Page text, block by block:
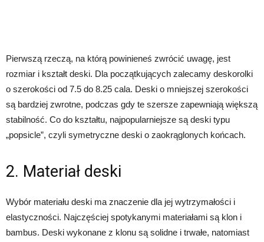
Pierwszą rzeczą, na którą powinieneś zwrócić uwagę, jest
rozmiar i kształt deski. Dla początkujących zalecamy deskorolki
o szerokości od 7.5 do 8.25 cala. Deski o mniejszej szerokości
są bardziej zwrotne, podczas gdy te szersze zapewniają większą
stabilność. Co do kształtu, najpopularniejsze są deski typu
„popsicle”, czyli symetryczne deski o zaokrąglonych końcach.
2. Materiał deski
Wybór materiału deski ma znaczenie dla jej wytrzymałości i
elastyczności. Najczęściej spotykanymi materiałami są klon i
bambus. Deski wykonane z klonu są solidne i trwałe, natomiast